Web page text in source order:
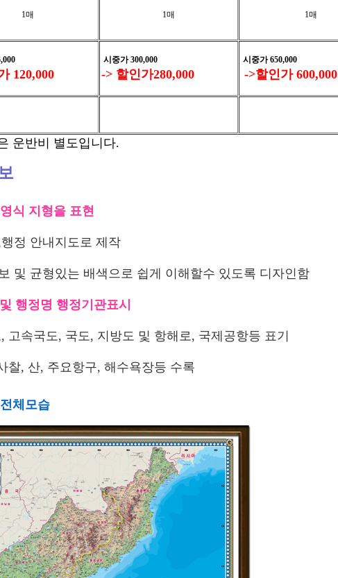
1매 1매 1매
120,000
시중가 300,000
-> 할인가280,000
시중가 650,000
->할인가 600,000
운반비 별도입니다.
식 지형을 표현
정 안내지도로 제작
및 균형있는 배색으로 쉽게 이해할수 있도록 디자인함
행정명 행정기관표시
고속국도, 국도, 지방도 및 항해로, 국제공항등 표기
찰, 산, 주요항구, 해수욕장등 수록
체모습